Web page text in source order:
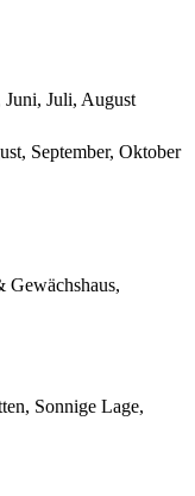
Juli, August
September, Oktober
Gewächshaus,
Sonnige Lage,